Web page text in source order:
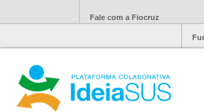
Fale com a Fiocruz